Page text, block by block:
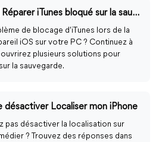
[Solutions éprouvées] Réparer iTunes bloqué sur la sauvegarde
de blocage d'iTunes lors de la
iOS sur votre PC ? Continuez à
plusieurs solutions pour
la sauvegarde.
désactiver Localiser mon iPhone
pas désactiver la localisation sur
? Trouvez des réponses dans